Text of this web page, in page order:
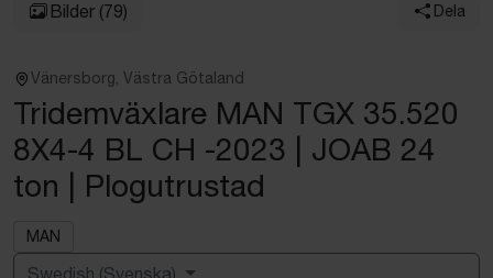
Bilder (79) Dela
Vänersborg, Västra Götaland
Tridemväxlare MAN TGX 35.520
8X4-4 BL CH -2023 | JOAB 24
ton | Plogutrustad
MAN
Swedish (Svenska)